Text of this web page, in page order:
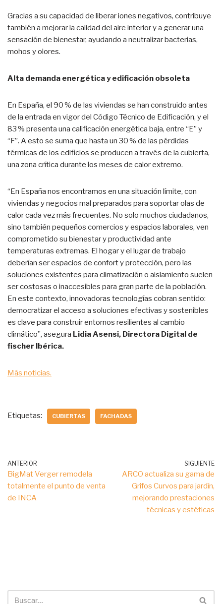
Gracias a su capacidad de liberar iones negativos, contribuye
también a mejorar la calidad del aire interior y a generar una
sensación de bienestar, ayudando a neutralizar bacterias,
mohos y olores.
Alta demanda energética y edificación obsoleta
En España, el 90 % de las viviendas se han construido antes
de la entrada en vigor del Código Técnico de Edificación, y el
83 % presenta una calificación energética baja, entre “E” y
“F”. A esto se suma que hasta un 30 % de las pérdidas
térmicas de los edificios se producen a través de la cubierta,
una zona crítica durante los meses de calor extremo.
“En España nos encontramos en una situación límite, con
viviendas y negocios mal preparados para soportar olas de
calor cada vez más frecuentes. No solo muchos ciudadanos,
sino también pequeños comercios y espacios laborales, ven
comprometido su bienestar y productividad ante
temperaturas extremas. El hogar y el lugar de trabajo
deberían ser espacios de confort y protección, pero las
soluciones existentes para climatización o aislamiento suelen
ser costosas o inaccesibles para gran parte de la población.
En este contexto, innovadoras tecnologías cobran sentido:
democratizar el acceso a soluciones efectivas y sostenibles
es clave para construir entornos resilientes al cambio
climático”, asegura Lidia Asensi, Directora Digital de
fischer Ibérica.
Más noticias.
Etiquetas: CUBIERTAS FACHADAS
ANTERIOR
BigMat Verger remodela
totalmente el punto de venta
de INCA
SIGUIENTE
ARCO actualiza su gama de
Grifos Curvos para jardín,
mejorando prestaciones
técnicas y estéticas